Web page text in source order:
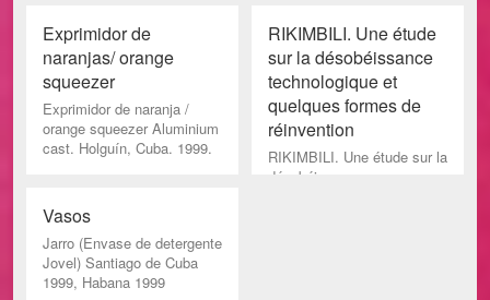
Exprimidor de
naranjas/ orange
squeezer
Exprimidor de naranja /
orange squeezer Aluminium
cast. Holguín, Cuba. 1999.
RIKIMBILI. Une étude
sur la désobéissance
technologique et
quelques formes de
réinvention
RIKIMBILI. Une étude sur la
désobéissance
Vasos
Jarro (Envase de detergente
Jovel) Santiago de Cuba
1999, Habana 1999